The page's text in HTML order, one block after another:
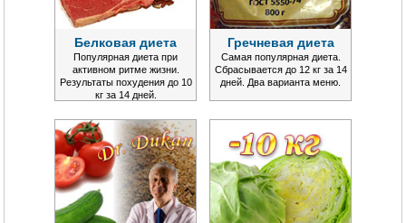
Белковая диета
Популярная диета при
активном ритме жизни.
Результаты похудения до 10
кг за 14 дней.
Гречневая диета
Самая популярная диета.
Сбрасывается до 12 кг за 14
дней. Два варианта меню.